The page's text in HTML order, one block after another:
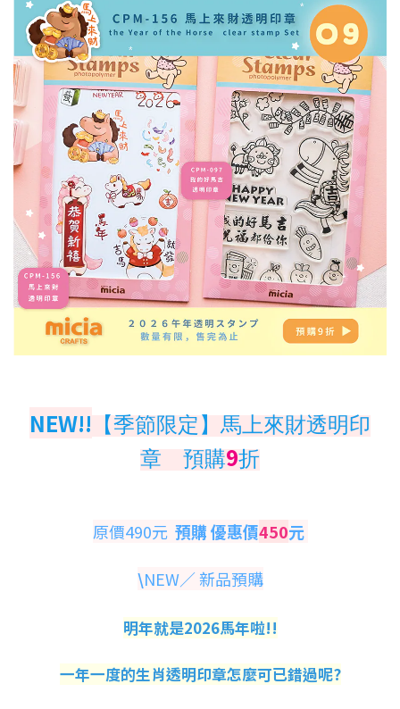
NEW!! 【季節限定】馬上來財透明印
章 預購9折
原價490元 預購 優惠價450元
\NEW／ 新品預購
明年就是2026馬年啦!!
一年一度的生肖透明印章怎麼可已錯過呢?